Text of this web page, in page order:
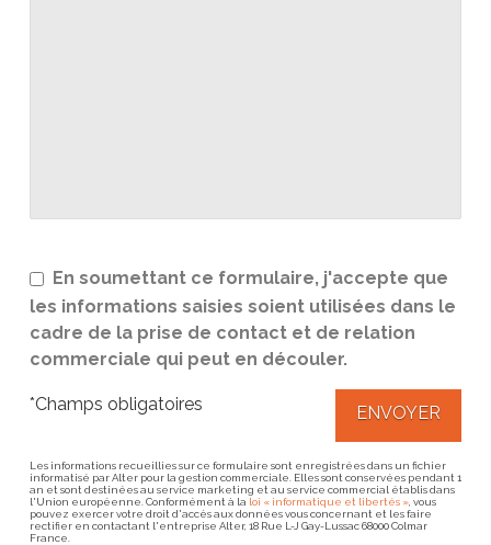
En soumettant ce formulaire, j'accepte que
les informations saisies soient utilisées dans le
cadre de la prise de contact et de relation
commerciale qui peut en découler.
*Champs obligatoires
Les informations recueillies sur ce formulaire sont enregistrées dans un fichier
informatisé par Alter pour la gestion commerciale. Elles sont conservées pendant 1
an et sont destinées au service marketing et au service commercial établis dans
l'Union européenne. Conformément à la loi « informatique et libertés », vous
pouvez exercer votre droit d'accès aux données vous concernant et les faire
rectifier en contactant l'entreprise Alter, 18 Rue L-J Gay-Lussac 68000 Colmar
France.